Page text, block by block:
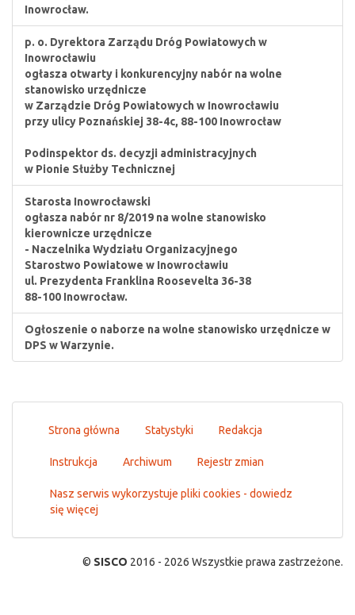
Inowrocław.
p. o. Dyrektora Zarządu Dróg Powiatowych w
Inowrocławiu
ogłasza otwarty i konkurencyjny nabór na wolne
stanowisko urzędnicze
w Zarządzie Dróg Powiatowych w Inowrocławiu
przy ulicy Poznańskiej 38-4c, 88-100 Inowrocław
Podinspektor ds. decyzji administracyjnych
w Pionie Służby Technicznej
Starosta Inowrocławski
ogłasza nabór nr 8/2019 na wolne stanowisko
kierownicze urzędnicze
- Naczelnika Wydziału Organizacyjnego
Starostwo Powiatowe w Inowrocławiu
ul. Prezydenta Franklina Roosevelta 36-38
88-100 Inowrocław.
Ogłoszenie o naborze na wolne stanowisko urzędnicze w
DPS w Warzynie.
Strona główna Statystyki Redakcja
Instrukcja Archiwum Rejestr zmian
Nasz serwis wykorzystuje pliki cookies - dowiedz
się więcej
© SISCO 2016 - 2026 Wszystkie prawa zastrzeżone.